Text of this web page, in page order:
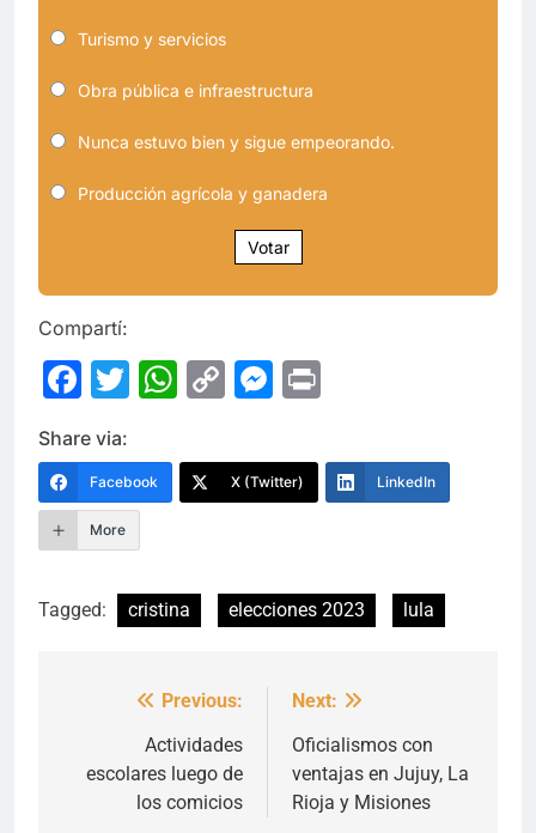
Turismo y servicios
Obra pública e infraestructura
Nunca estuvo bien y sigue empeorando.
Producción agrícola y ganadera
Votar
Compartí:
Facebook
Twitter
WhatsApp
CopyMessenger
Share via:
Facebook X (Twitter) LinkedIn
More
Tagged: cristina elecciones 2023 lula
Navegación
entradas
Previous:
Actividades
escolares luego de
los comicios
Next:
Oficialismos con
ventajas en Jujuy, La
Rioja y Misiones